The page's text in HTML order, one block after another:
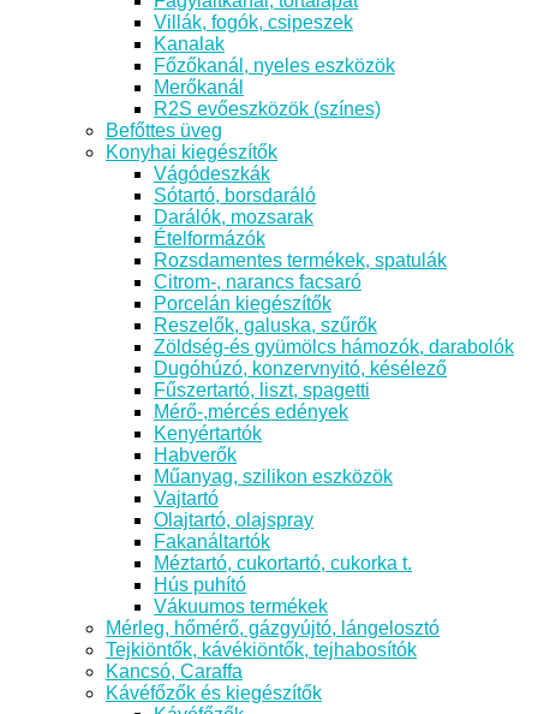
Villák, fogók, csipeszek
Kanalak
Főzőkanál, nyeles eszközök
Merőkanál
R2S evőeszközök (színes)
Befőttes üveg
Konyhai kiegészítők
Vágódeszkák
Sótartó, borsdaráló
Darálók, mozsarak
Ételformázók
Rozsdamentes termékek, spatulák
Citrom-, narancs facsaró
Porcelán kiegészítők
Reszelők, galuska, szűrők
Zöldség-és gyümölcs hámozók, darabolók
Dugóhúzó, konzervnyitó, késélező
Fűszertartó, liszt, spagetti
Mérő-,mércés edények
Kenyértartók
Habverők
Műanyag, szilikon eszközök
Vajtartó
Olajtartó, olajspray
Fakanáltartók
Méztartó, cukortartó, cukorka t.
Hús puhító
Vákuumos termékek
Mérleg, hőmérő, gázgyújtó, lángelosztó
Tejkiöntők, kávékiöntők, tejhabosítók
Kancsó, Caraffa
Kávéfőzők és kiegészítők